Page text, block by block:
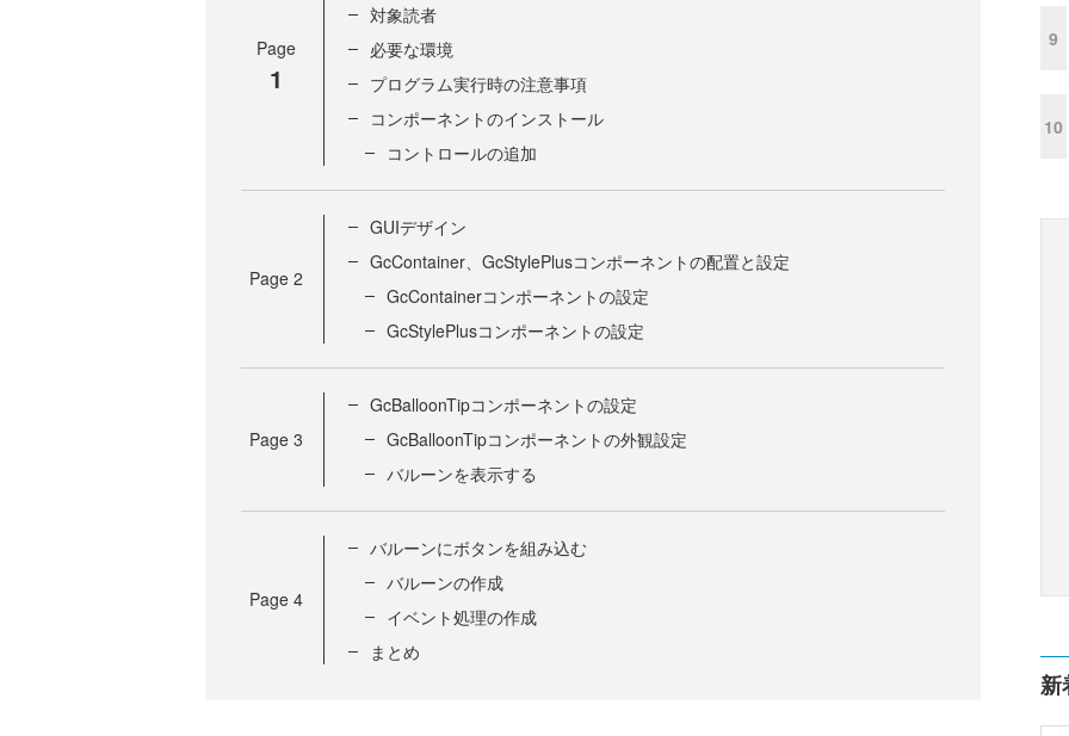
Page
1
対象読者
必要な環境
プログラム実行時の注意事項
コンポーネントのインストール
コントロールの追加
Page 2
GUIデザイン
GcContainer、GcStylePlusコンポーネントの配置と設定
GcContainerコンポーネントの設定
GcStylePlusコンポーネントの設定
Page 3
GcBalloonTipコンポーネントの設定
GcBalloonTipコンポーネントの外観設定
バルーンを表示する
Page 4
バルーンにボタンを組み込む
バルーンの作成
イベント処理の作成
まとめ
9
10
新